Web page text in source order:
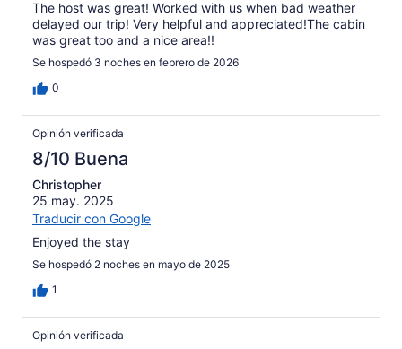
The host was great! Worked with us when bad weather
delayed our trip! Very helpful and appreciated!The cabin
was great too and a nice area!!
Se hospedó 3 noches en febrero de 2026
0
Opinión verificada
8/10 Buena
Christopher
25 may. 2025
Traducir con Google
Enjoyed the stay
Se hospedó 2 noches en mayo de 2025
1
Opinión verificada